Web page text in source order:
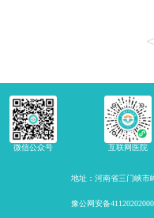
<
微信公众号 互联网医院
地址：河南省三门峡市
豫公网安备